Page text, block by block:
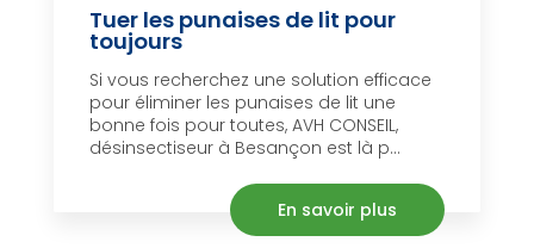
Tuer les punaises de lit pour
toujours
Si vous recherchez une solution efficace
pour éliminer les punaises de lit une
bonne fois pour toutes, AVH CONSEIL,
désinsectiseur à Besançon est là p...
En savoir plus